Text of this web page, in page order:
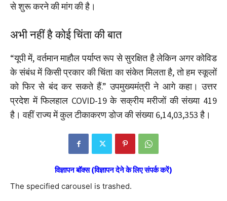
से शुरू करने की मांग की है।
अभी नहीं है कोई चिंता की बात
“यूपी में, वर्तमान माहौल पर्याप्त रूप से सुरक्षित है लेकिन अगर कोविड
के संबंध में किसी प्रकार की चिंता का संकेत मिलता है, तो हम स्कूलों
को फिर से बंद कर सकते हैं.” उपमुख्यमंत्री ने आगे कहा। उत्तर
प्रदेश में फिलहाल COVID-19 के सक्रीय मरीजों की संख्या 419
है। वहीं राज्य में कुल टीकाकरण डोज की संख्या 6,14,03,353 है।
विज्ञापन बॉक्स (विज्ञापन देने के लिए संपर्क करें)
The specified carousel is trashed.